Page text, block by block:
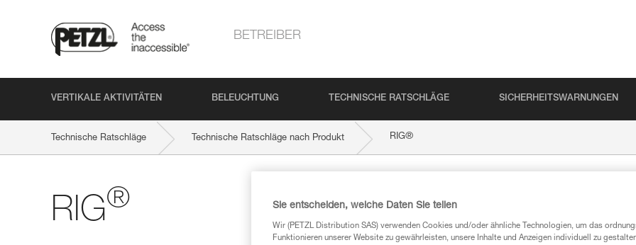
BETREIBER
VERTIKALE AKTIVITÄTEN BELEUCHTUNG TECHNISCHE RATSCHLÄGE SICHERHEITSWARNUNGEN
Technische Ratschläge Technische Ratschläge nach Produkt RIG®
RIG® Sie entscheiden, welche Daten Sie teilen
Wir (PETZL Distribution SAS) verwenden Cookies und/oder ähnliche Technologien, um das
Funktionieren unserer Website zu gewährleisten, unsere Inhalte und Anzeigen individuell zu